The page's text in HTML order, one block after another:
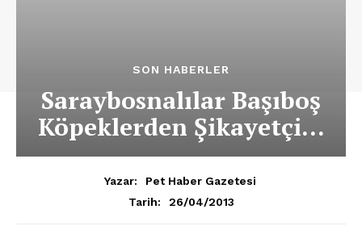
SON HABERLER
Saraybosnalılar Başıboş
Köpeklerden Şikayetçi…
Yazar:
Pet Haber Gazetesi
Tarih:
26/04/2013